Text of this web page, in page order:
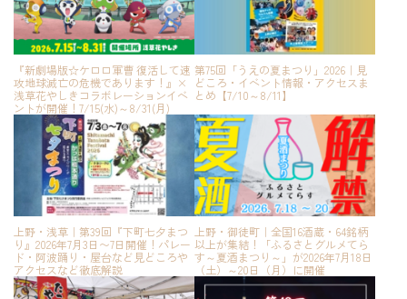
『新劇場版☆ケロロ軍曹 復活して速
攻地球滅亡の危機であります！』×
浅草花やしきコラボレーションイベ
ントが開催！7/15(水)～8/31(月)
第75回「うえの夏まつり」2026｜見
どころ・イベント情報・アクセスま
とめ【7/10～8/11】
上野・浅草｜第39回『下町七夕まつ
り』2026年7月3日〜7日開催！パレー
ド・阿波踊り・屋台など見どころや
アクセスなど徹底解説
上野・御徒町｜全国16酒蔵・64銘柄
以上が集結！「ふるさとグルメてら
す～夏酒まつり～」が2026年7月18日
（土）～20日（月）に開催